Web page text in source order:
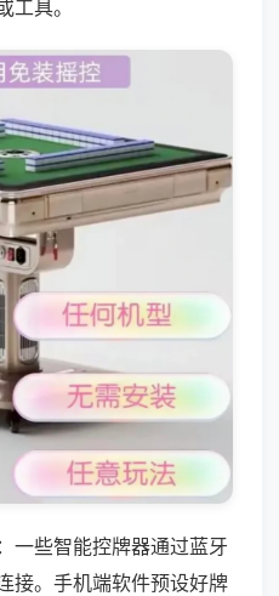
具。
一些智能控牌器通过蓝牙
接。手机端软件预设好牌